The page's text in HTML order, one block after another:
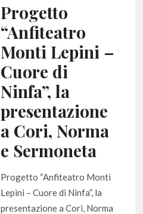
Progetto
“Anfiteatro
Monti Lepini –
Cuore di
Ninfa”, la
presentazione
a Cori, Norma
e Sermoneta
Progetto “Anfiteatro Monti
Lepini – Cuore di Ninfa”, la
presentazione a Cori, Norma